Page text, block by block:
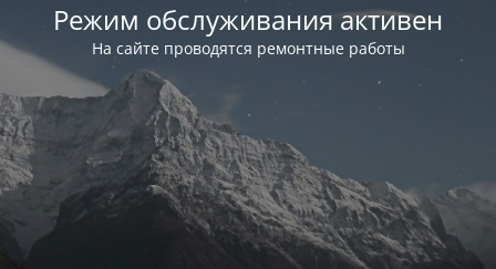
Режим обслуживания активен
На сайте проводятся ремонтные работы